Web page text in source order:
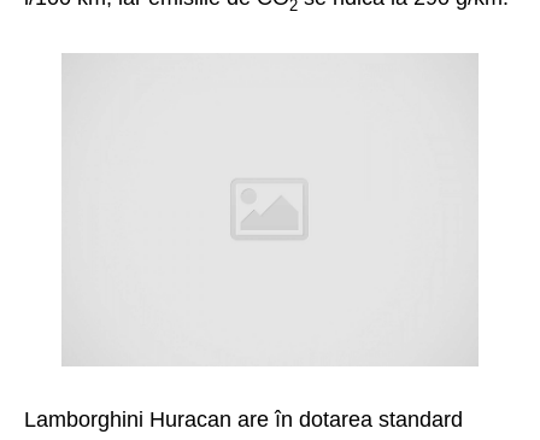
2
Lamborghini Huracan are în dotarea standard